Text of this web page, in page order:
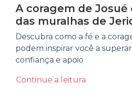
A coragem de Josué
das muralhas de
Descubra como a fé e a
podem inspirar você a
confiança e apoio
Continue a leitura